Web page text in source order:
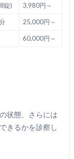
錠) 3,980円～
25,000円～
60,000円～
状態、さらには
きるかを診察し